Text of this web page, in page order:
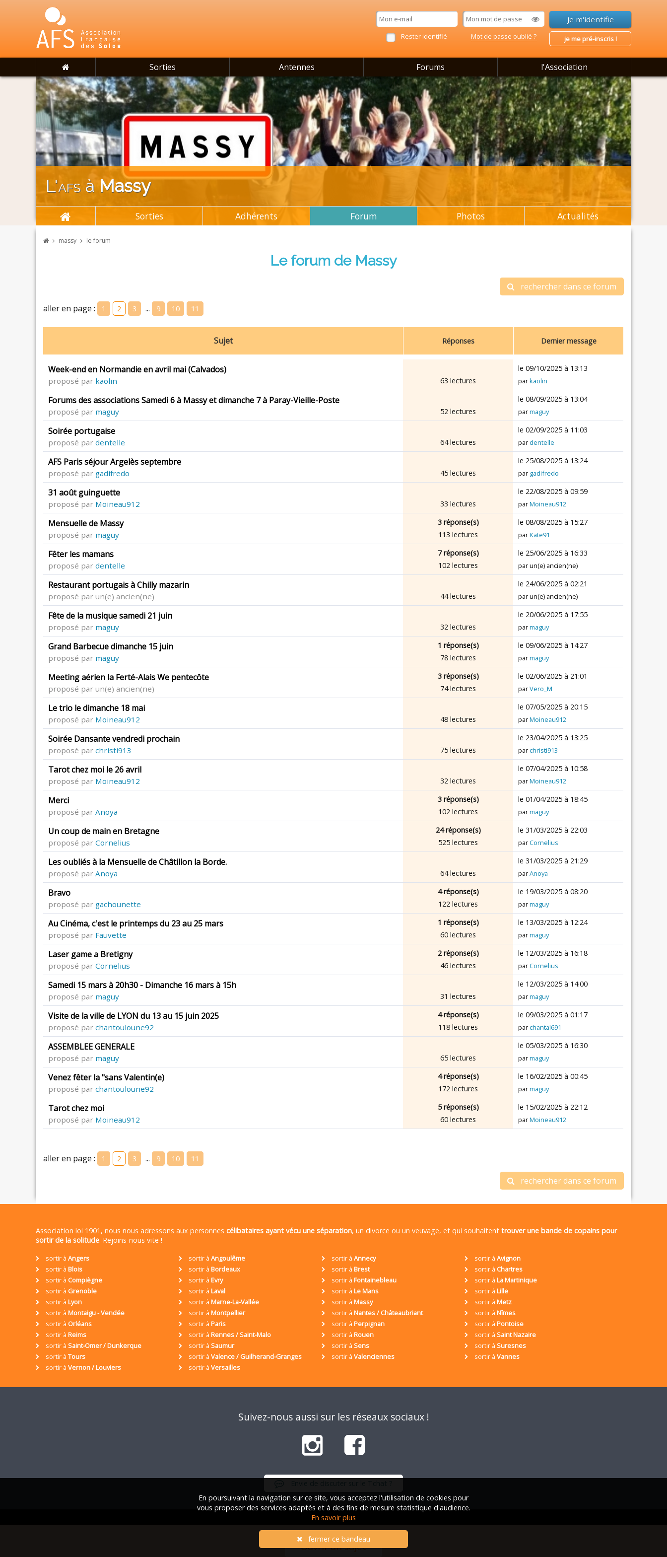
Rester identifié Mot de passe oublié ? je me pré-inscris !
Sorties Antennes Forums l'Association
L'afs àMassy
Sorties Adhérents Forum Photos Actualités
massy le forum
Le forum de Massy
rechercher dans ce forum
aller en page :
1 2 3 ... 9 10 11
Sujet Réponses Dernier message
Week-end en Normandie en avril mai (Calvados)
proposé par kaolin 63 lectures
le 09/10/2025 à 13:13
parkaolin
Forums des associations Samedi 6 à Massy et dimanche 7 à Paray-Vieille-Poste
proposé par maguy 52 lectures
le 08/09/2025 à 13:04
parmaguy
Soirée portugaise
proposé par dentelle 64 lectures
le 02/09/2025 à 11:03
pardentelle
AFS Paris séjour Argelès septembre
proposé par gadifredo 45 lectures
le 25/08/2025 à 13:24
par gadifredo
31 août guinguette
proposé par Moineau912 33 lectures
le 22/08/2025 à 09:59
parMoineau912
Mensuelle de Massy
proposé par maguy
3 réponse(s)
113 lectures
le 08/08/2025 à 15:27
parKate91
Fêter les mamans
proposé par dentelle
7 réponse(s)
102 lectures
le 25/06/2025 à 16:33
par un(e) ancien(ne)
Restaurant portugais à Chilly mazarin
proposé par un(e) ancien(ne) 44 lectures
le 24/06/2025 à 02:21
par un(e) ancien(ne)
Fête de la musique samedi 21 juin
proposé par maguy 32 lectures
le 20/06/2025 à 17:55
parmaguy
Grand Barbecue dimanche 15 juin
proposé par maguy
1 réponse(s)
78 lectures
le 09/06/2025 à 14:27
parmaguy
Meeting aérien la Ferté-Alais We pentecôte
proposé par un(e) ancien(ne)
3 réponse(s)
74 lectures
le 02/06/2025 à 21:01
parVero_M
Le trio le dimanche 18 mai
proposé par Moineau912 48 lectures
le 07/05/2025 à 20:15
parMoineau912
Soirée Dansante vendredi prochain
proposé par christi913 75 lectures
le 23/04/2025 à 13:25
parchristi913
Tarot chez moi le 26 avril
proposé par Moineau912 32 lectures
le 07/04/2025 à 10:58
parMoineau912
Merci
proposé par Anoya
3 réponse(s)
102 lectures
le 01/04/2025 à 18:45
parmaguy
Un coup de main en Bretagne
proposé par Cornelius
24 réponse(s)
525 lectures
le 31/03/2025 à 22:03
parCornelius
Les oubliés à la Mensuelle de Châtillon la Borde.
proposé par Anoya 64 lectures
le 31/03/2025 à 21:29
parAnoya
Bravo
proposé par gachounette
4 réponse(s)
122 lectures
le 19/03/2025 à 08:20
parmaguy
Au Cinéma, c'est le printemps du 23 au 25 mars
proposé par Fauvette
1 réponse(s)
60 lectures
le 13/03/2025 à 12:24
parmaguy
Laser game a Bretigny
proposé par Cornelius
2 réponse(s)
46 lectures
le 12/03/2025 à 16:18
parCornelius
Samedi 15 mars à 20h30 - Dimanche 16 mars à 15h
proposé par maguy 31 lectures
le 12/03/2025 à 14:00
parmaguy
Visite de la ville de LYON du 13 au 15 juin 2025
proposé par chantouloune92
4 réponse(s)
118 lectures
le 09/03/2025 à 01:17
parchantal691
ASSEMBLEE GENERALE
proposé par maguy 65 lectures
le 05/03/2025 à 16:30
parmaguy
Venez fêter la "sans Valentin(e)
proposé par chantouloune92
4 réponse(s)
172 lectures
le 16/02/2025 à 00:45
parmaguy
Tarot chez moi
proposé par Moineau912
5 réponse(s)
60 lectures
le 15/02/2025 à 22:12
parMoineau912
aller en page : 1 2 3 ... 9 10 11
rechercher dans ce forum
Association loi 1901, nous nous adressons aux personnes célibataires ayant vécu une séparation, un divorce ou un veuvage, et qui souhaitent trouver une bande de copains pour
sortir de la solitude. Rejoins-nous vite !
sortir à Angers sortir à Angoulême sortir à Annecy sortir à Avignon
sortir à Blois sortir à Bordeaux sortir à Brest sortir à Chartres
sortir à Compiègne sortir à Evry sortir à Fontainebleau sortir à La Martinique
sortir à Grenoble sortir à Laval sortir à Le Mans sortir à Lille
sortir à Lyon sortir à Marne-La-Vallée sortir à Massy sortir à Metz
sortir à Montaigu - Vendée sortir à Montpellier sortir à Nantes / Châteaubriant sortir à Nîmes
sortir à Orléans sortir à Paris sortir à Perpignan sortir à Pontoise
sortir à Reims sortir à Rennes / Saint-Malo sortir à Rouen sortir à Saint Nazaire
sortir à Saint-Omer / Dunkerque sortir à Saumur sortir à Sens sortir à Suresnes
sortir à Tours sortir à Valence / Guilherand-Granges sortir à Valenciennes sortir à Vannes
sortir à Vernon / Louviers sortir à Versailles
Suivez-nous aussi sur les réseaux sociaux !
© 2001 / 2026 • Association Française des Solos |Qui sommes-nous ?|FAQ|Mentions légales
En poursuivant la navigation sur ce site, vous acceptez l'utilisation de cookies pour
vous proposer des services adaptés et à des fins de mesure statistique d'audience.
En savoir plus
fermer ce bandeau
Ouvrir un sujet